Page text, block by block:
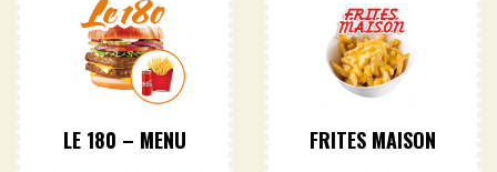
LE 180 – MENU
FRITES MAISON